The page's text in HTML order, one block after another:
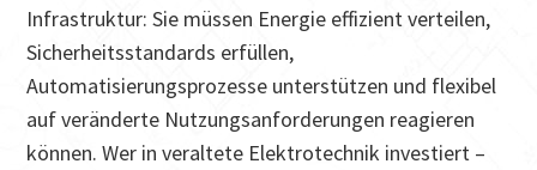
Infrastruktur: Sie müssen Energie effizient verteilen,
Sicherheitsstandards erfüllen,
Automatisierungsprozesse unterstützen und flexibel
auf veränderte Nutzungsanforderungen reagieren
können. Wer in veraltete Elektrotechnik investiert –